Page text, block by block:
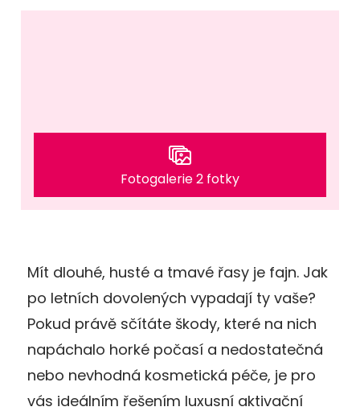
Fotogalerie 2 fotky
Mít dlouhé, husté a tmavé řasy je fajn. Jak
po letních dovolených vypadají ty vaše?
Pokud právě sčítáte škody, které na nich
napáchalo horké počasí a nedostatečná
nebo nevhodná kosmetická péče, je pro
vás ideálním řešením luxusní aktivační